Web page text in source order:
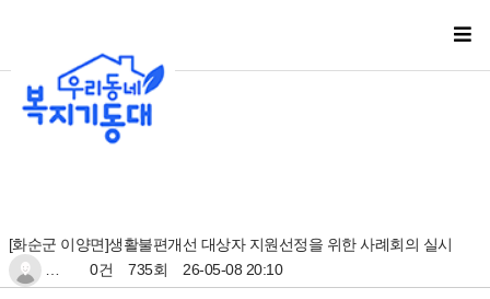
[화순군 이양면]생활불편개선 대상자 지원선정을 위한 사례회의 실시
0건 735회 26-05-08 20:10